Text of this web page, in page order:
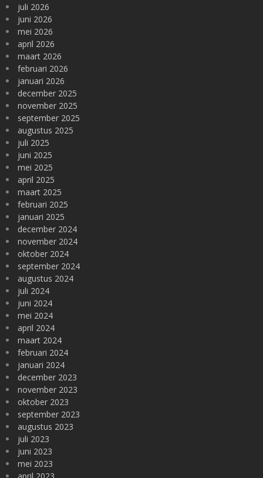
juli 2026
juni 2026
mei 2026
april 2026
maart 2026
februari 2026
januari 2026
december 2025
november 2025
september 2025
augustus 2025
juli 2025
juni 2025
mei 2025
april 2025
maart 2025
februari 2025
januari 2025
december 2024
november 2024
oktober 2024
september 2024
augustus 2024
juli 2024
juni 2024
mei 2024
april 2024
maart 2024
februari 2024
januari 2024
december 2023
november 2023
oktober 2023
september 2023
augustus 2023
juli 2023
juni 2023
mei 2023
april 2023